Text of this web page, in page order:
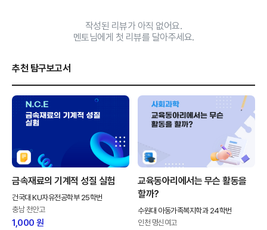
작성된 리뷰가 아직 없어요.
멘토님에게 첫 리뷰를 달아주세요.
추천 탐구보고서
금속재료의 기계적 성질 실험
건국대 KU자유전공학부 25학번
충남 천안고
1,000 원
교육동아리에서는 무슨 활동을
할까?
수원대 아동가족복지학과 24학번
인천 명신여고